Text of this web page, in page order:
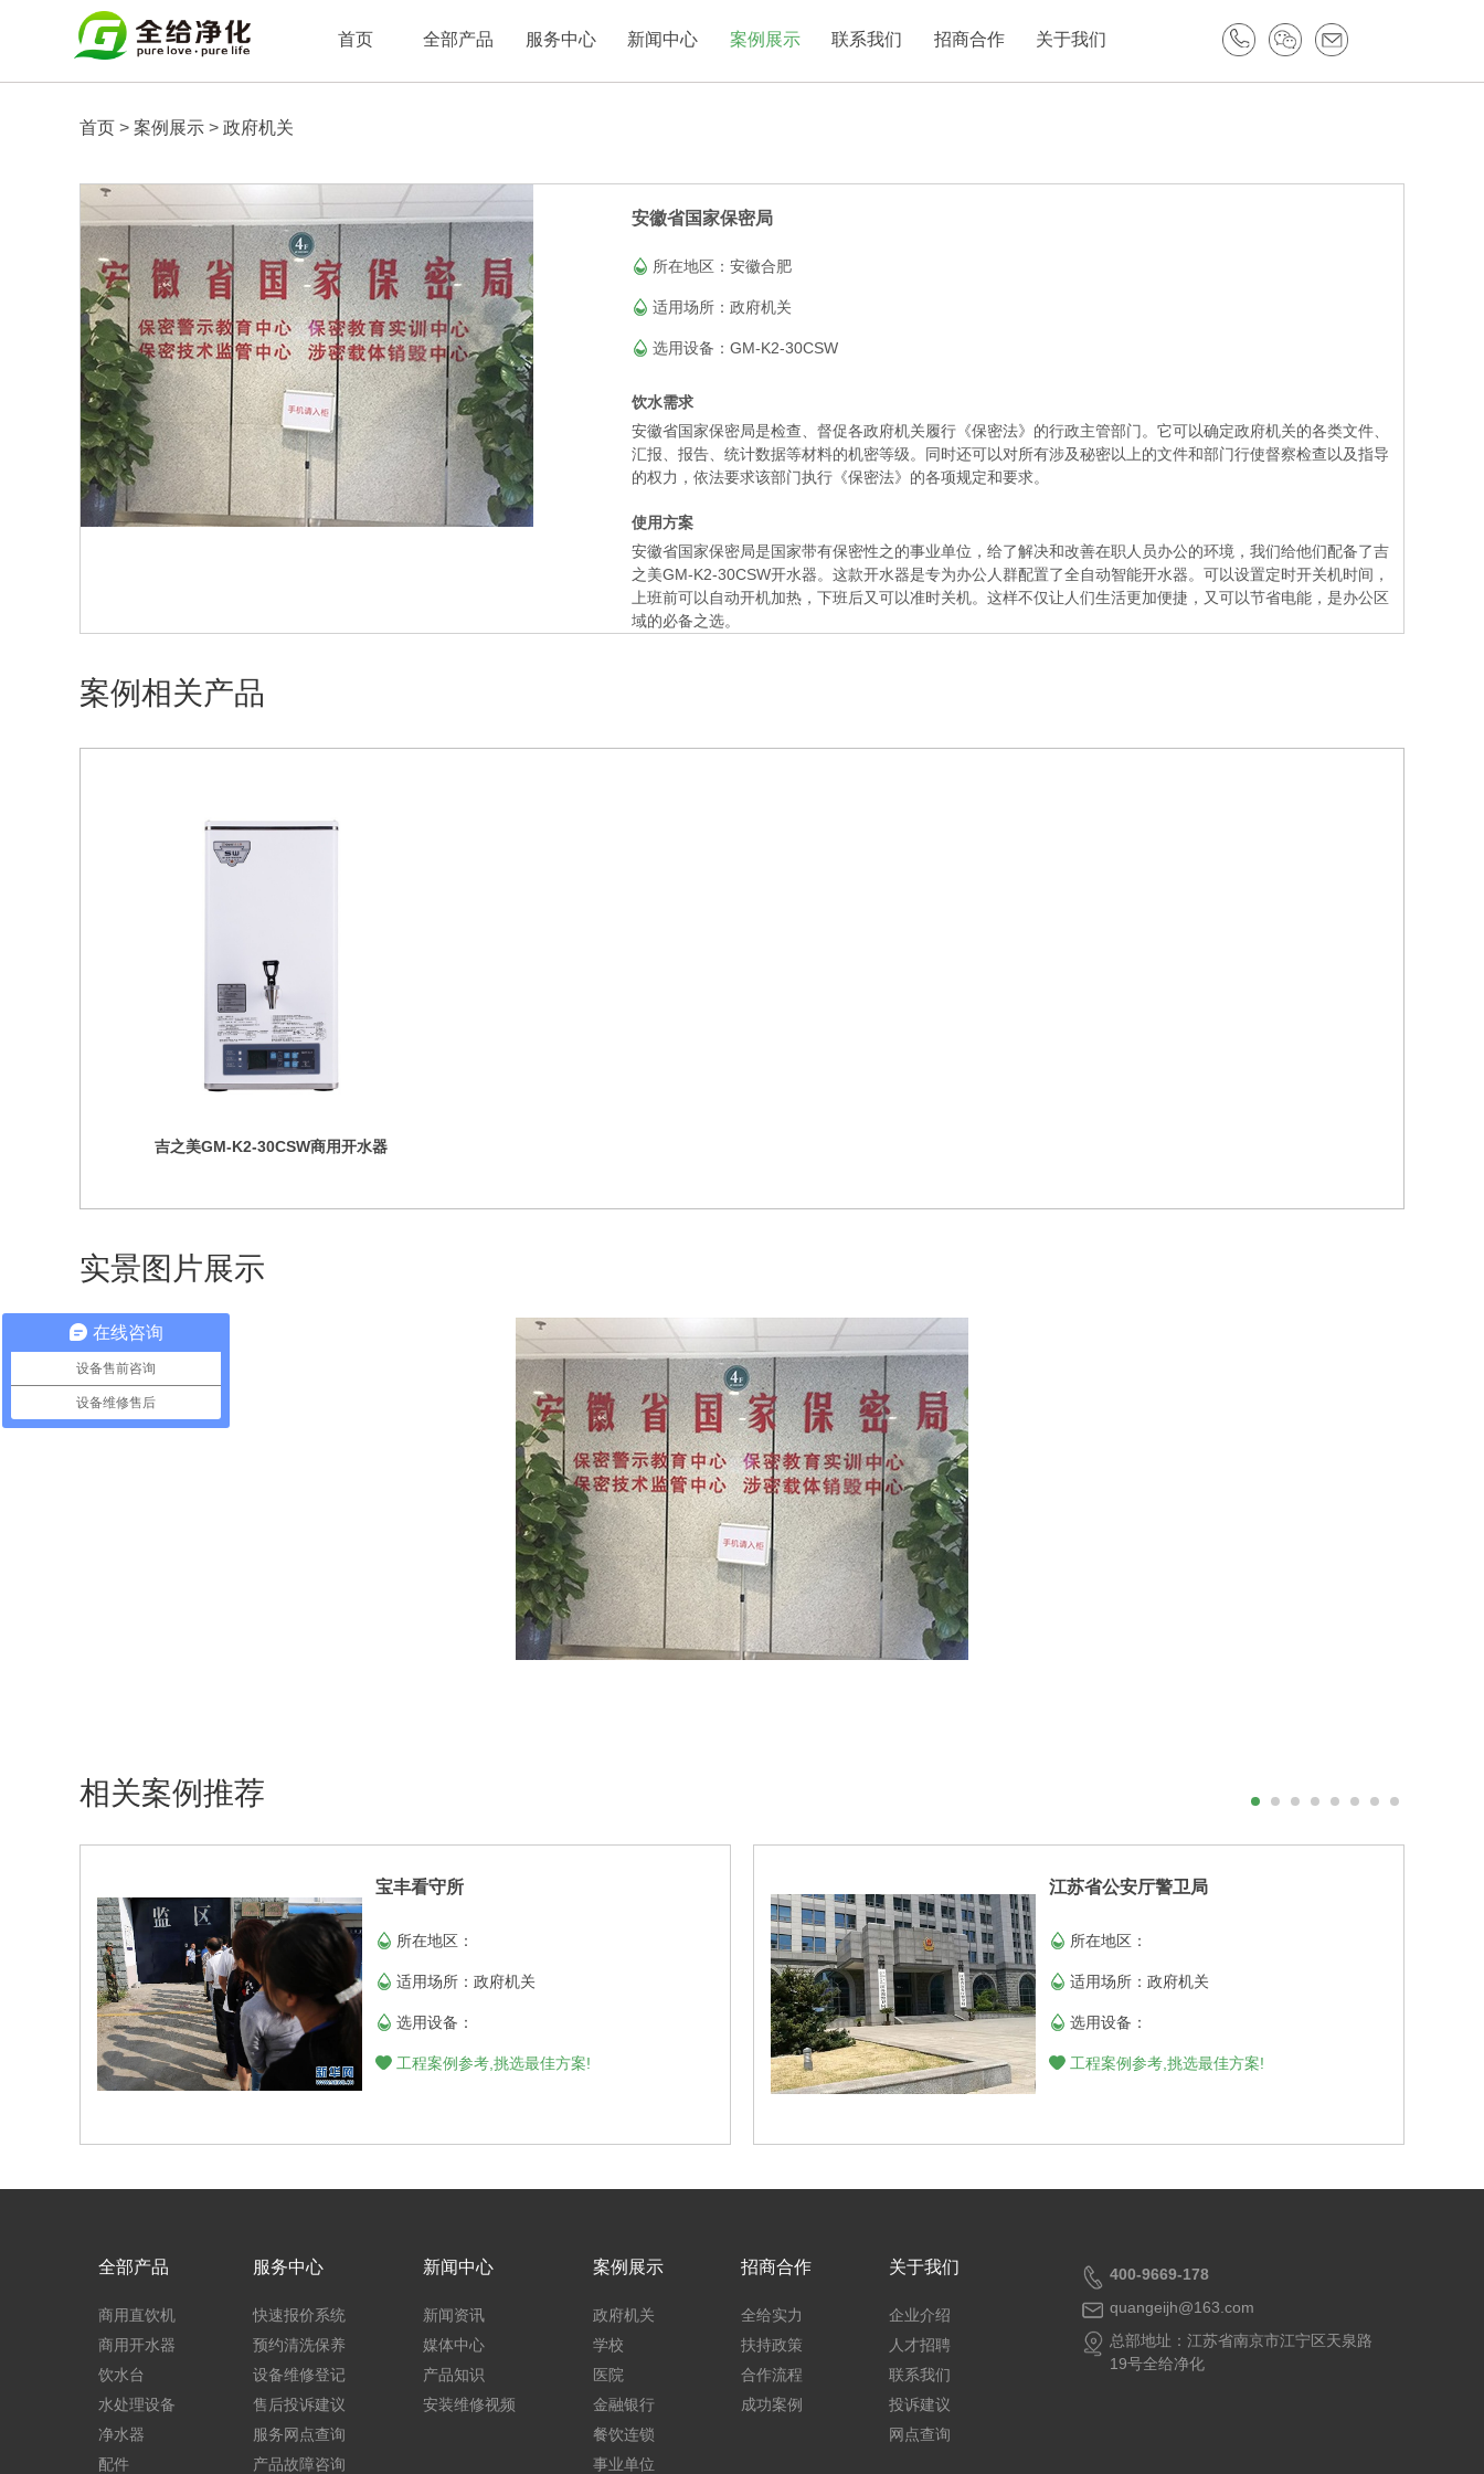
首页 全部产品 服务中心 新闻中心 案例展示 联系我们 招商合作 关于我们
首页 > 案例展示 > 政府机关
安徽省国家保密局
所在地区：安徽合肥
适用场所：政府机关
选用设备：GM-K2-30CSW
饮水需求
安徽省国家保密局是检查、督促各政府机关履行《保密法》的行政主管部门。它可以确定政府机关的各类文件、
汇报、报告、统计数据等材料的机密等级。同时还可以对所有涉及秘密以上的文件和部门行使督察检查以及指导
的权力，依法要求该部门执行《保密法》的各项规定和要求。
使用方案
安徽省国家保密局是国家带有保密性之的事业单位，给了解决和改善在职人员办公的环境，我们给他们配备了吉
之美GM-K2-30CSW开水器。这款开水器是专为办公人群配置了全自动智能开水器。可以设置定时开关机时间，
上班前可以自动开机加热，下班后又可以准时关机。这样不仅让人们生活更加便捷，又可以节省电能，是办公区
域的必备之选。
案例相关产品
吉之美GM-K2-30CSW商用开水器
实景图片展示
相关案例推荐
宝丰看守所
所在地区：
适用场所：政府机关
选用设备：
工程案例参考,挑选最佳方案!
江苏省公安厅警卫局
所在地区：
适用场所：政府机关
选用设备：
工程案例参考,挑选最佳方案!
全部产品
商用直饮机
商用开水器
饮水台
水处理设备
净水器
配件
服务中心
快速报价系统
预约清洗保养
设备维修登记
售后投诉建议
服务网点查询
产品故障咨询
新闻中心
新闻资讯
媒体中心
产品知识
安装维修视频
案例展示
政府机关
学校
医院
金融银行
餐饮连锁
事业单位
招商合作
全给实力
扶持政策
合作流程
成功案例
关于我们
企业介绍
人才招聘
联系我们
投诉建议
网点查询
400-9669-178
quangeijh@163.com
总部地址：江苏省南京市江宁区天泉路
19号全给净化
在线咨询
设备售前咨询
设备维修售后